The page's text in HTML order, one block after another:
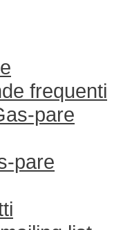
frequenti
pare
pare